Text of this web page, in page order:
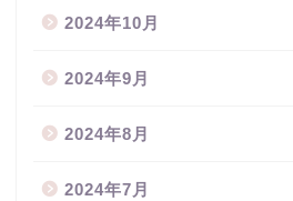
2024年10月
2024年9月
2024年8月
2024年7月